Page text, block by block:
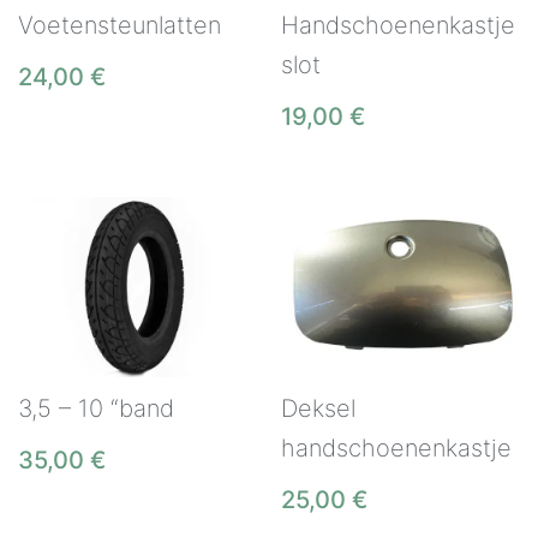
Voetensteunlatten
24,00 €
Handschoenenkastje
slot
19,00 €
3,5 – 10 “band
35,00 €
Deksel
handschoenenkastje
25,00 €